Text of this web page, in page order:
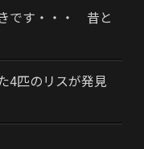
です・・・ 昔と
4匹のリスが発見